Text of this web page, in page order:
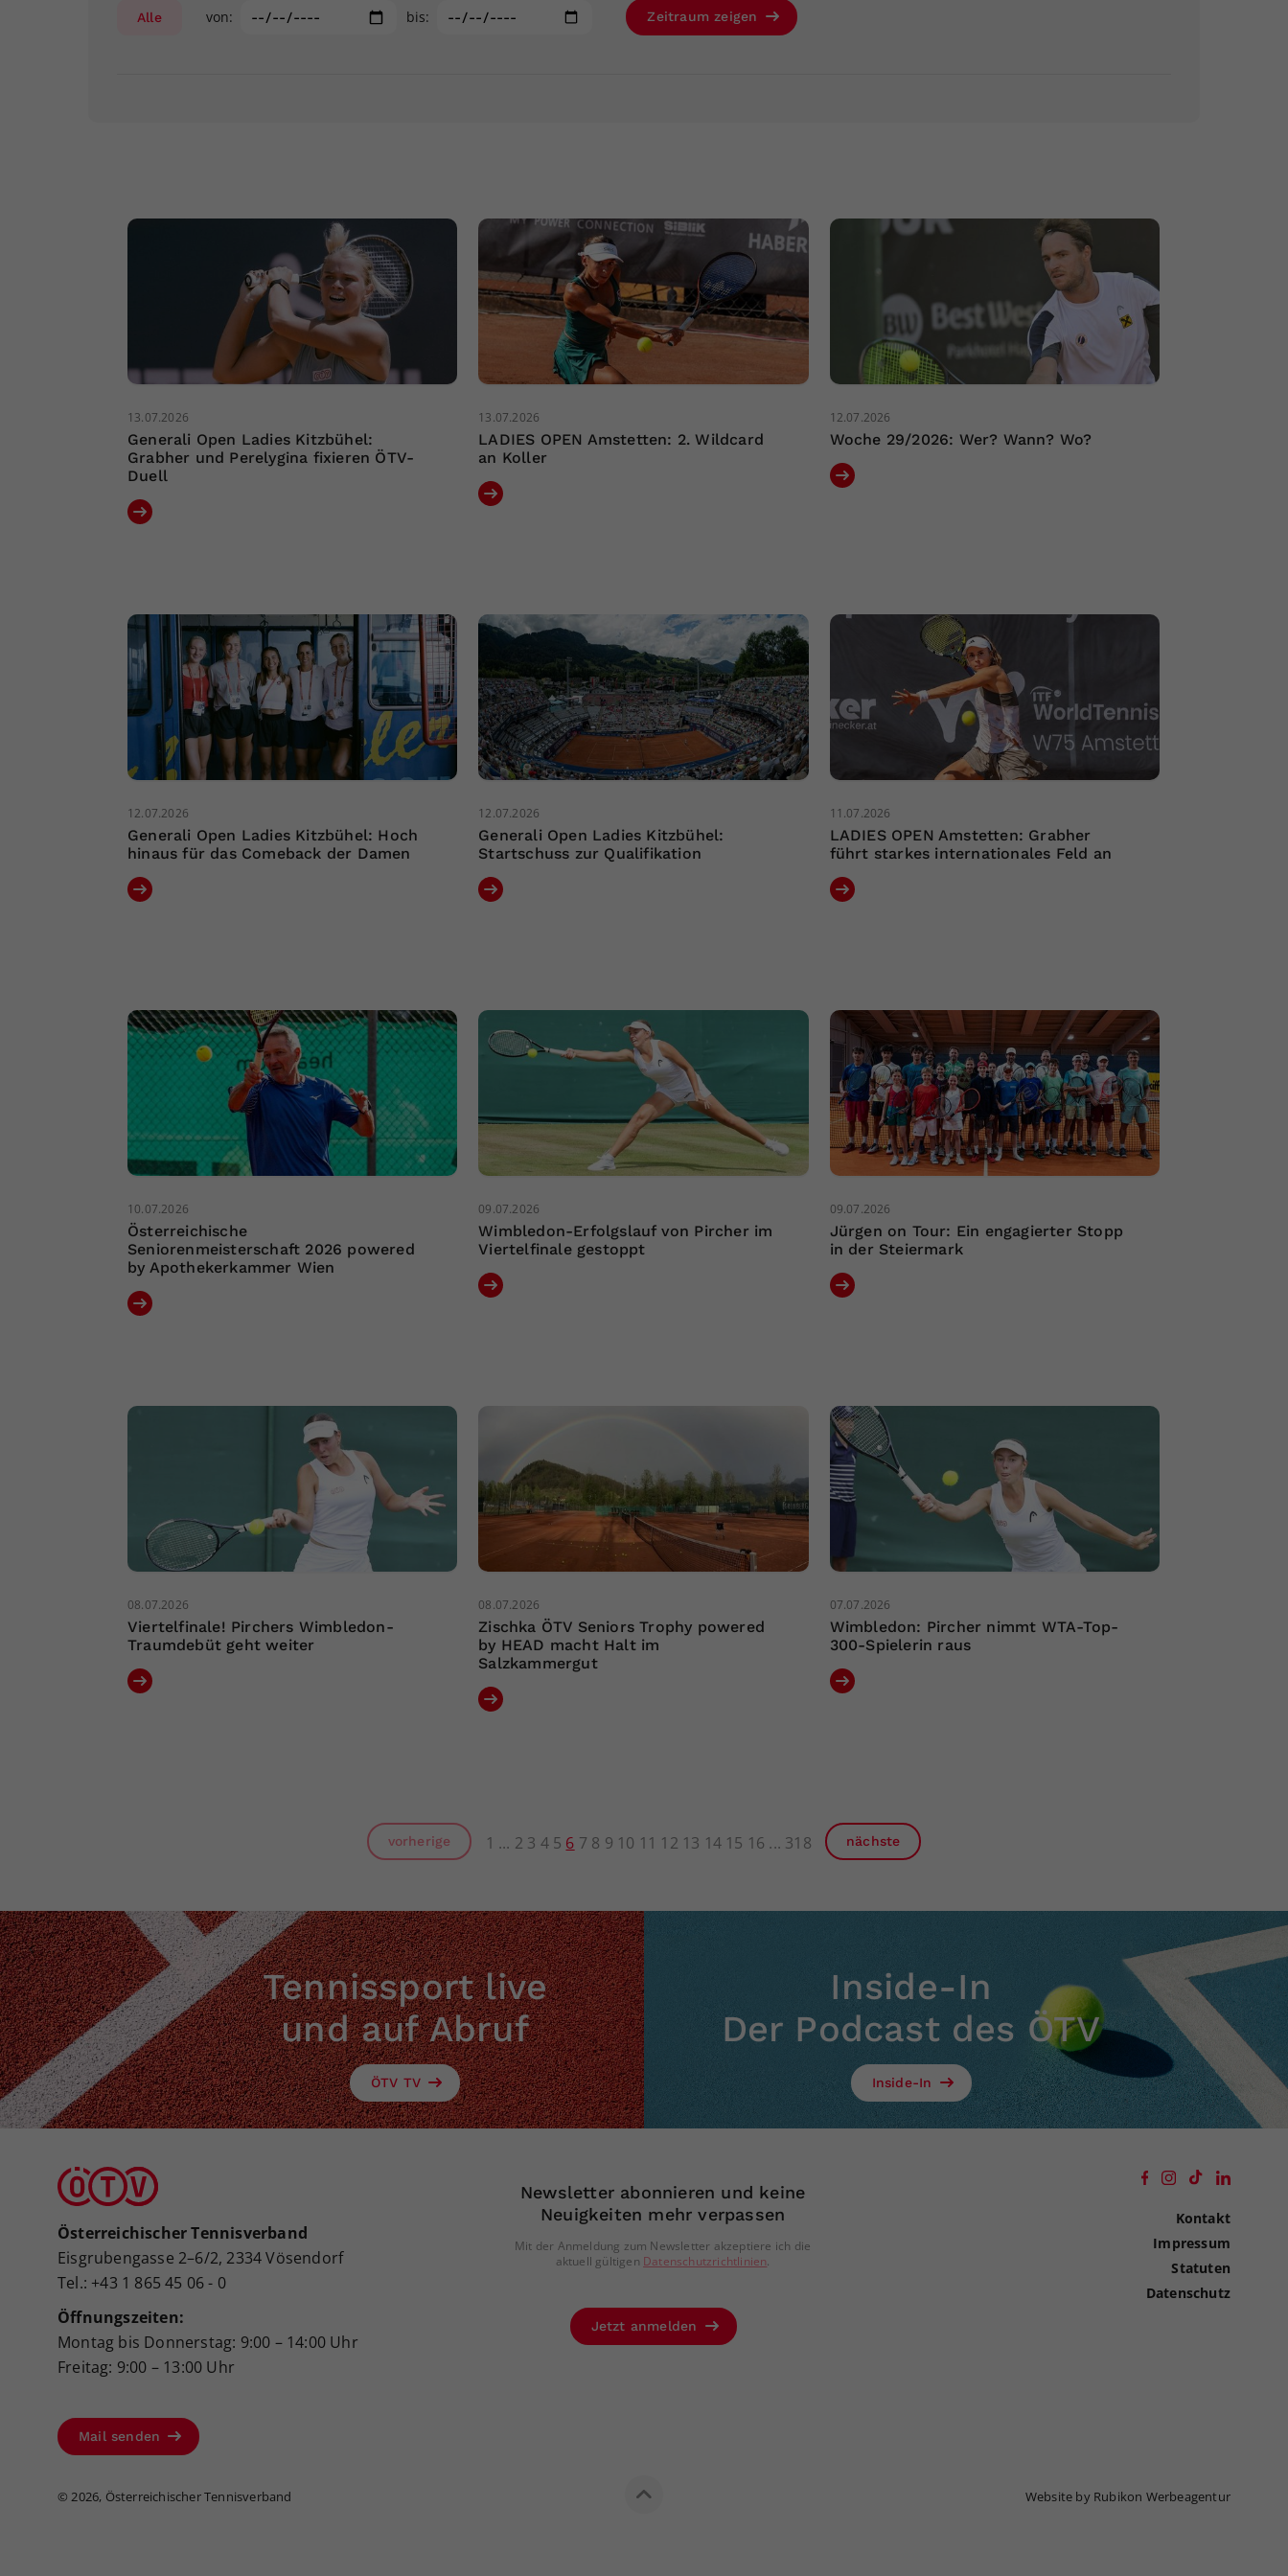
Alle von: bis: Zeitraum zeigen
13.07.2026
Generali Open Ladies Kitzbühel:
Grabher und Perelygina fixieren ÖTV-
Duell
13.07.2026
LADIES OPEN Amstetten: 2. Wildcard
an Koller
12.07.2026
Woche 29/2026: Wer? Wann? Wo?
12.07.2026
Generali Open Ladies Kitzbühel: Hoch
hinaus für das Comeback der Damen
12.07.2026
Generali Open Ladies Kitzbühel:
Startschuss zur Qualifikation
11.07.2026
LADIES OPEN Amstetten: Grabher
führt starkes internationales Feld an
10.07.2026
Österreichische
Seniorenmeisterschaft 2026 powered
by Apothekerkammer Wien
09.07.2026
Wimbledon-Erfolgslauf von Pircher im
Viertelfinale gestoppt
09.07.2026
Jürgen on Tour: Ein engagierter Stopp
in der Steiermark
08.07.2026
Viertelfinale! Pirchers Wimbledon-
Traumdebüt geht weiter
08.07.2026
Zischka ÖTV Seniors Trophy powered
by HEAD macht Halt im
Salzkammergut
07.07.2026
Wimbledon: Pircher nimmt WTA-Top-
300-Spielerin raus
vorherige 1 2 3 4 5 6 7 8 9 10 11 12 13 14 15 16 318 nächste
Tennissport live
und auf Abruf
ÖTV TV
Inside-In
Der Podcast des ÖTV
Inside-In
Österreichischer Tennisverband
Eisgrubengasse 2–6/2, 2334 Vösendorf
Tel.: +43 1 865 45 06 - 0
Öffnungszeiten:
Montag bis Donnerstag: 9:00 – 14:00 Uhr
Freitag: 9:00 – 13:00 Uhr
Mail senden
Newsletter abonnieren und keine
Neuigkeiten mehr verpassen
Mit der Anmeldung zum Newsletter akzeptiere ich die
aktuell gültigen Datenschutzrichtlinien.
Jetzt anmelden
Kontakt
Impressum
Statuten
Datenschutz
© 2026, Österreichischer Tennisverband Website by Rubikon Werbeagentur
Ihrer vorgenommen Einstellungen, falls der